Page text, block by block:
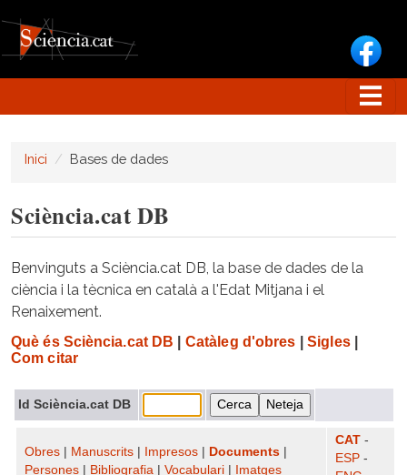
Inici Bases de dades
Sciència.cat DB
Benvinguts a Sciència.cat DB, la base de dades de la
ciència i la tècnica en català a l'Edat Mitjana i el
Renaixement.
Què és Sciència.cat DB Catàleg d'obres Sigles|
Com citar
Id Sciència.cat DB
Obres Manuscrits Impresos Documents
Persones
Bibliografia Vocabulari Imatges
CAT -
ESP -